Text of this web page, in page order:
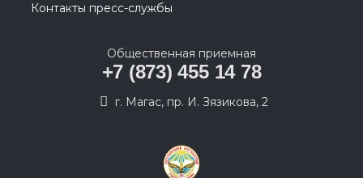
Контакты пресс-службы
Общественная приемная
+7 (873) 455 14 78
г. Магас, пр. И. Зязикова, 2